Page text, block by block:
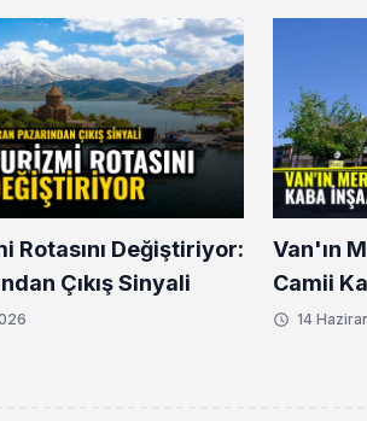
Rotasını Değiştiriyor:
Çıkış Sinyali
Van'ın
Camii
14